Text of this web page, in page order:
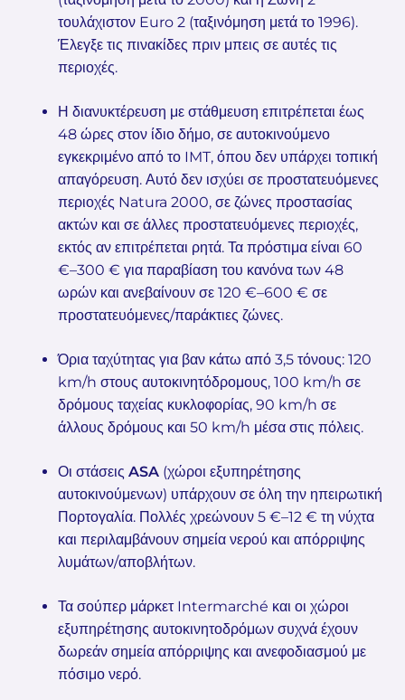
τουλάχιστον Euro 2 (ταξινόμηση μετά το 1996).
Έλεγξε τις πινακίδες πριν μπεις σε αυτές τις
περιοχές.
Η διανυκτέρευση με στάθμευση επιτρέπεται έως
48 ώρες στον ίδιο δήμο, σε αυτοκινούμενο
εγκεκριμένο από το IMT, όπου δεν υπάρχει τοπική
απαγόρευση. Αυτό δεν ισχύει σε προστατευόμενες
περιοχές Natura 2000, σε ζώνες προστασίας
ακτών και σε άλλες προστατευόμενες περιοχές,
εκτός αν επιτρέπεται ρητά. Τα πρόστιμα είναι 60
€–300 € για παραβίαση του κανόνα των 48
ωρών και ανεβαίνουν σε 120 €–600 € σε
προστατευόμενες/παράκτιες ζώνες.
Όρια ταχύτητας για βαν κάτω από 3,5 τόνους: 120
km/h στους αυτοκινητόδρομους, 100 km/h σε
δρόμους ταχείας κυκλοφορίας, 90 km/h σε
άλλους δρόμους και 50 km/h μέσα στις πόλεις.
Οι στάσεις ASA (χώροι εξυπηρέτησης
αυτοκινούμενων) υπάρχουν σε όλη την ηπειρωτική
Πορτογαλία. Πολλές χρεώνουν 5 €–12 € τη νύχτα
και περιλαμβάνουν σημεία νερού και απόρριψης
λυμάτων/αποβλήτων.
Τα σούπερ μάρκετ Intermarché και οι χώροι
εξυπηρέτησης αυτοκινητοδρόμων συχνά έχουν
δωρεάν σημεία απόρριψης και ανεφοδιασμού με
πόσιμο νερό.